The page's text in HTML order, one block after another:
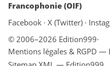
Francophonie (OIF)
Facebook · X (Twitter) ·
© 2006–2026 Edition999·
Mentions légales & RGPD —